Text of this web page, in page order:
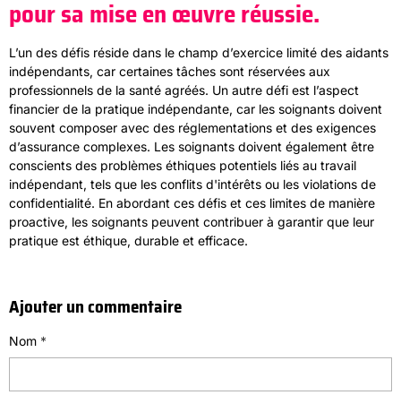
pour sa mise en œuvre réussie.
L’un des défis réside dans le champ d’exercice limité des aidants
indépendants, car certaines tâches sont réservées aux
professionnels de la santé agréés. Un autre défi est l’aspect
financier de la pratique indépendante, car les soignants doivent
souvent composer avec des réglementations et des exigences
d’assurance complexes. Les soignants doivent également être
conscients des problèmes éthiques potentiels liés au travail
indépendant, tels que les conflits d'intérêts ou les violations de
confidentialité. En abordant ces défis et ces limites de manière
proactive, les soignants peuvent contribuer à garantir que leur
pratique est éthique, durable et efficace.
Ajouter un commentaire
Nom